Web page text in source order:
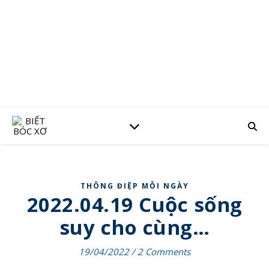
THÔNG ĐIỆP MỖI NGÀY
2022.04.19 Cuộc sống
suy cho cùng…
19/04/2022 / 2 Comments